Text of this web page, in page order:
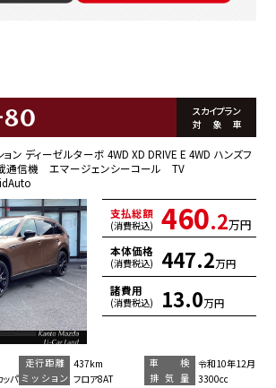
80
スカイプラン
対象車
ョン ディーゼルターボ 4WD XD DRIVE E 4WD ハンズフ
通信機 エマージェンシーコール TV
支払総額
(消費税込) 460.2万円
本体価格
(消費税込) 447.2万円
諸費用
(消費税込) 13.0万円
走行距離 437km 車 検
令和10年12月
ッパ ミッション フロア8AT 排気量
3300cc